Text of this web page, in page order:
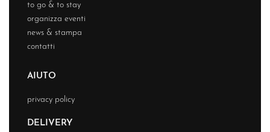
to go & to stay
organizza eventi
news & stampa
contatti
AIUTO
privacy policy
DELIVERY